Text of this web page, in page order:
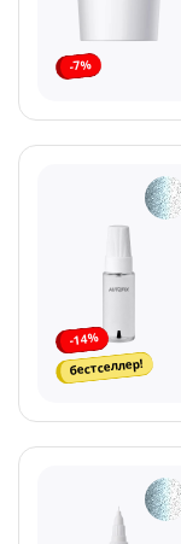
-7%
-14%
бестселлер!